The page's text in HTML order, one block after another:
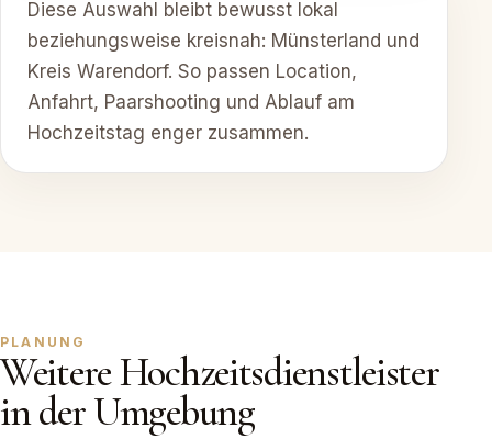
Diese Auswahl bleibt bewusst lokal
beziehungsweise kreisnah: Münsterland und
Kreis Warendorf. So passen Location,
Anfahrt, Paarshooting und Ablauf am
Hochzeitstag enger zusammen.
PLANUNG
Weitere Hochzeitsdienstleister
in der Umgebung